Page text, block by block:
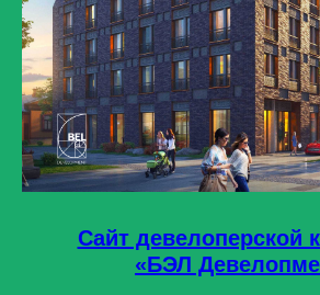
Сайт девелоперской
«БЭЛ